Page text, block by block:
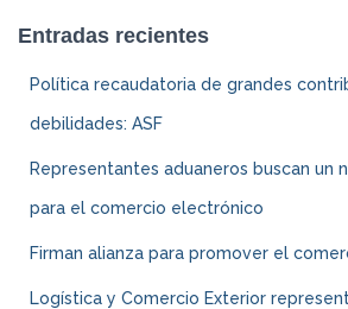
Entradas recientes
Política recaudatoria de grandes
debilidades: ASF
Representantes aduaneros buscan un
para el comercio electrónico
Firman alianza para promover el
Logística y Comercio Exterior